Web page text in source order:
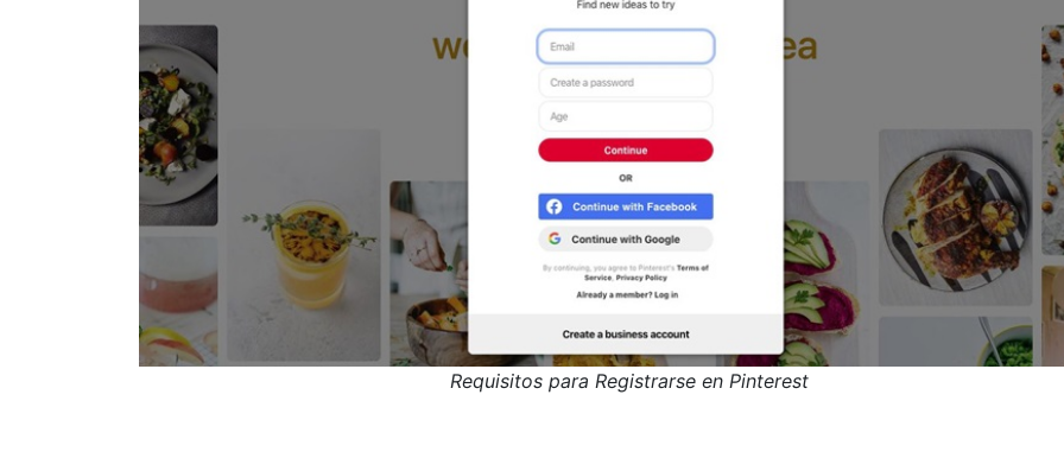
Requisitos para Registrarse en Pinterest